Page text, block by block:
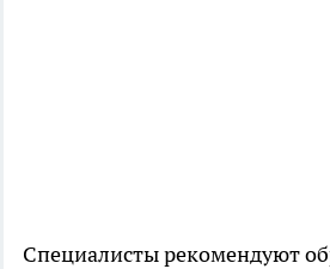
Специалисты рекомендуют